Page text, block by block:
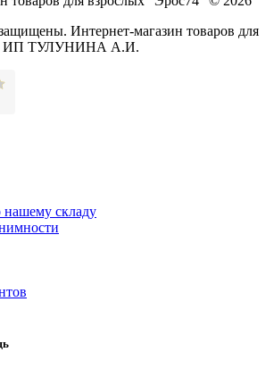
Интернет-магазин товаров для
ИП ТУЛУНИНА А.И.
нашему складу